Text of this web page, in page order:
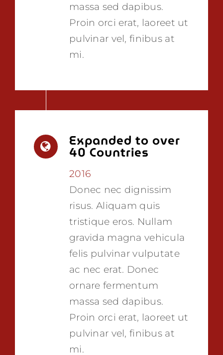
massa sed dapibus.
Proin orci erat, laoreet ut
pulvinar vel, finibus at
mi.
Expanded to over
40 Countries
2016
Donec nec dignissim
risus. Aliquam quis
tristique eros. Nullam
gravida magna vehicula
felis pulvinar vulputate
ac nec erat. Donec
ornare fermentum
massa sed dapibus.
Proin orci erat, laoreet ut
pulvinar vel, finibus at
mi.